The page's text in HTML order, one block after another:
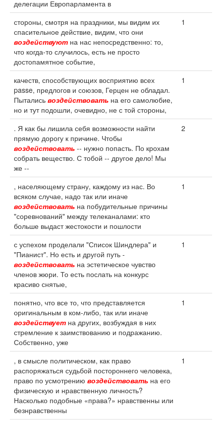
делегации Европарламента в
стороны, смотря на праздники, мы видим их
спасительное действие, видим, что они
воздействуют на нас непосредственно: то,
что когда-то случилось, есть не просто
достопамятное событие,
1
качеств, способствующих восприятию всех
passe, предлогов и союзов, Герцен не обладал.
Пытались воздействовать на его самолюбие,
но и тут подошли, очевидно, не с той стороны,
1
. Я как бы лишила себя возможности найти
прямую дорогу к причине. Чтобы
воздействовать -- нужно попасть. По крохам
собрать вещество. С тобой -- другое дело! Мы
же --
2
, населяющему страну, каждому из нас. Во
всяком случае, надо так или иначе
воздействовать на побудительные причины
"соревнований" между телеканалами: кто
больше выдаст жестокости и пошлости
1
с успехом проделали "Список Шиндлера" и
"Пианист". Но есть и другой путь -
воздействовать на эстетическое чувство
членов жюри. То есть послать на конкурс
красиво снятые,
1
понятно, что все то, что представляется
оригинальным в ком-либо, так или иначе
воздействует на других, возбуждая в них
стремление к заимствованию и подражанию.
Собственно, уже
1
, в смысле политическом, как право
распоряжаться судьбой постороннего человека,
право по усмотрению воздействовать на его
физическую и нравственную личность?
Насколько подобные «права?» нравственны или
безнравственны
1